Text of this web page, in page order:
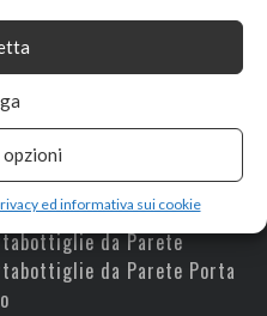
ed informativa sui cookie
5, 2024
Portabottiglie da Vino |
da Parete
in Metallo |
da Parete
da Parete
da Parete Porta